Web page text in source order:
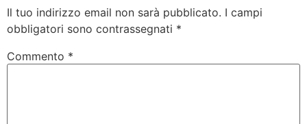
Il tuo indirizzo email non sarà pubblicato. I campi
obbligatori sono contrassegnati *
Commento *